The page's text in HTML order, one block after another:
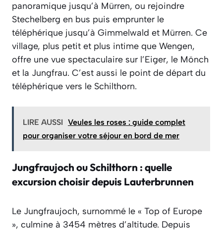
panoramique jusqu’à Mürren, ou rejoindre
Stechelberg en bus puis emprunter le
téléphérique jusqu’à Gimmelwald et Mürren. Ce
village, plus petit et plus intime que Wengen,
offre une vue spectaculaire sur l’Eiger, le Mönch
et la Jungfrau. C’est aussi le point de départ du
téléphérique vers le Schilthorn.
LIRE AUSSI Veules les roses : guide complet
pour organiser votre séjour en bord de mer
Jungfraujoch ou Schilthorn : quelle
excursion choisir depuis Lauterbrunnen
Le Jungfraujoch, surnommé le « Top of Europe
», culmine à 3454 mètres d’altitude. Depuis